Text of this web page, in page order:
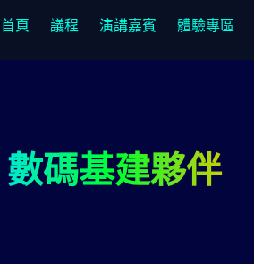
首頁 議程 演講嘉賓 體驗專區
數碼基建夥伴